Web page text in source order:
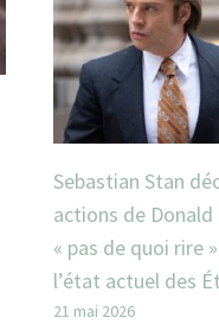
Sebastian Stan
actions de
« pas de quoi rire
l’état actuel des
21 mai 2026